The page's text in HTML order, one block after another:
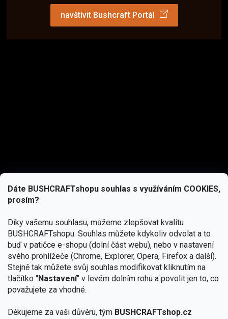
Dáte BUSHCRAFTshopu souhlas s využíváním COOKIES,
prosím?
Díky vašemu souhlasu, můžeme zlepšovat kvalitu
BUSHCRAFTshopu. Souhlas můžete kdykoliv odvolat a to
buď v patičce e-shopu (dolní část webu), nebo v nastavení
svého prohlížeče (Chrome, Explorer, Opera, Firefox a další).
Stejně tak můžete svůj souhlas modifikovat kliknutím na
tlačítko "Nastavení" v levém dolním rohu a povolit jen to, co
považujete za vhodné.
Děkujeme za vaši důvěru, tým BUSHCRAFTshop.cz
navštívit Bushcraft Portál
podmínkami ochrany osobních údajů